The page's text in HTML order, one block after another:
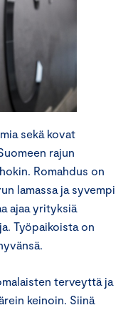
sekä kovat
rajun
Romahdus on
lamassa ja syvempi
ajaa yrityksiä
Työpaikoista on
terveyttä ja
keinoin. Siinä